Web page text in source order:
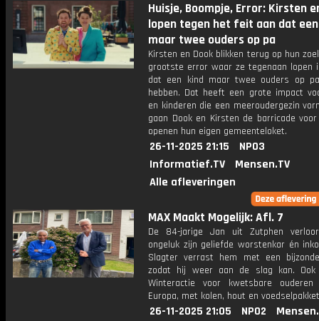
Huisje, Boompje, Error: Kirsten
lopen tegen het feit aan dat
maar twee ouders op pa
Kirsten en Dook blikken terug op hun
grootste error waar ze tegenaan lopen
dat een kind maar twee ouders op
hebben. Dat heeft een grote impact
en kinderen die een meeroudergezin
gaan Dook en Kirsten de barricade
openen hun eigen gemeenteloket.
26-11-2025 21:15
NPO3
Informatief.TV
Mensen.TV
Alle afleveringen
MAX Maakt Mogelijk: Afl. 7
De 84-jarige Jan uit Zutphen
ongeluk zijn geliefde worstenkar én
Slagter verrast hem met een
zodat hij weer aan de slag kan.
Winteractie voor kwetsbare
Europa, met kolen, hout en
26-11-2025 21:05 NPO2